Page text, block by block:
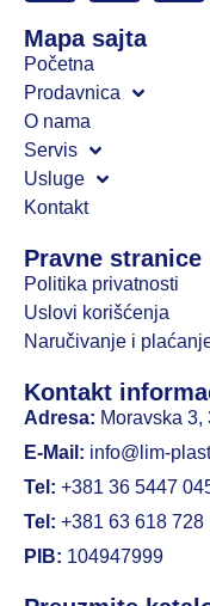
Mapa sajta
Početna
Prodavnica
O nama
Servis
Usluge
Kontakt
Pravne stranice
Politika privatnosti
Uslovi korišćenja
Naručivanje i
Kontakt
Adresa: Moravska
E-Mail: info@lim-
Tel: +381 36 5447
Tel: +381 63 618 728
PIB: 104947999